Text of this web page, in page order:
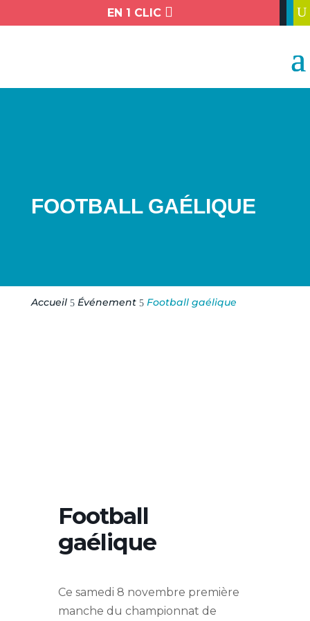
EN 1 CLIC  U
FOOTBALL GAÉLIQUE
Accueil 5 Événement 5 Football gaélique
Football
gaélique
Ce samedi 8 novembre première
manche du championnat de